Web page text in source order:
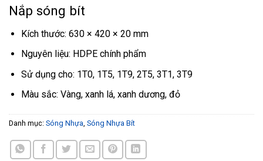
Nắp sóng bít
Kích thước: 630 × 420 × 20 mm
Nguyên liệu: HDPE chính phẩm
Sử dụng cho: 1T0, 1T5, 1T9, 2T5, 3T1, 3T9
Màu sắc: Vàng, xanh lá, xanh dương, đỏ
Danh mục: Sóng Nhựa, Sóng Nhựa Bít